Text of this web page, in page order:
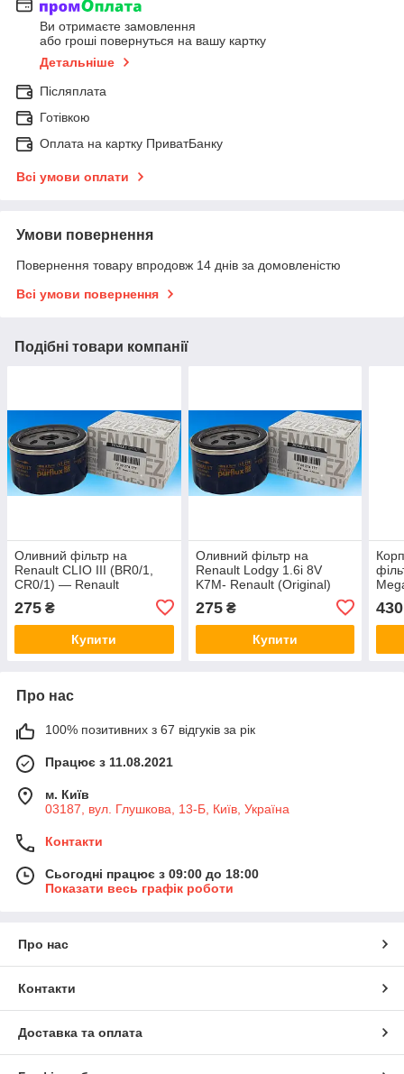
Ви отримаєте замовлення
або гроші повернуться на вашу картку
Детальніше
Післяплата
Готівкою
Оплата на картку ПриватБанку
Всі умови оплати
Умови повернення
Повернення товару впродовж 14 днів за домовленістю
Всі умови повернення
Подібні товари компанії
Оливний фільтр на
Renault CLIO III (BR0/1,
CR0/1) — Renault
275 ₴
Купити
Оливний фільтр на
Renault Lodgy 1.6i 8V
K7M- Renault (Original)
275₴
Купити
430
Про нас
100% позитивних з 67 відгуків за рік
Працює з 11.08.2021
м. Київ
03187, вул. Глушкова, 13-Б, Київ, Україна
Контакти
Сьогодні працює з 09:00 до 18:00
Показати весь графік роботи
Про нас
Контакти
Доставка та оплата